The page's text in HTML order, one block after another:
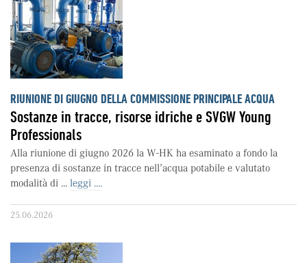
RIUNIONE DI GIUGNO DELLA COMMISSIONE PRINCIPALE ACQUA
Sostanze in tracce, risorse idriche e SVGW Young
Professionals
Alla riunione di giugno 2026 la W-HK ha esaminato a fondo la
presenza di sostanze in tracce nell’acqua potabile e valutato
modalità di ... leggi ....
25.06.2026